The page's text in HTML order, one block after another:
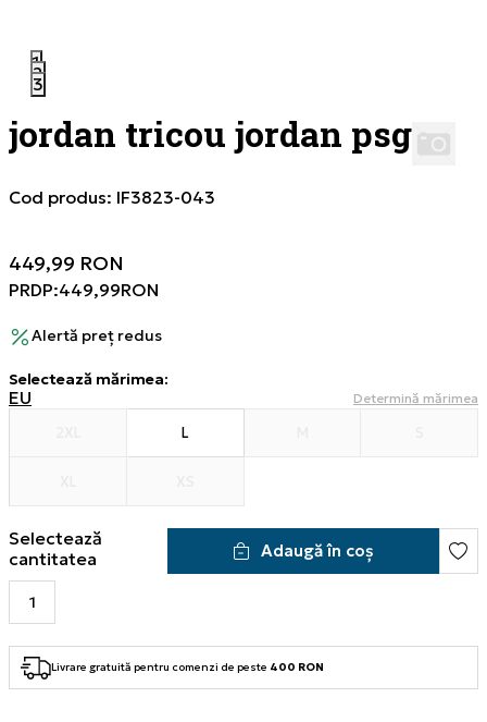
1
2
3
jordan tricou jordan psg
Cod produs: IF3823-043
449,99 RON
PRDP:449,99RON
Alertă preț redus
Selectează mărimea:
EU Determină mărimea
L
Selectează
cantitatea
Adaugă în coș
Livrare gratuită pentru comenzi de peste 400 RON